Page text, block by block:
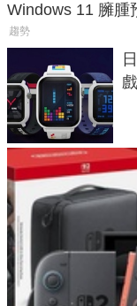
Windows 11 臃腫
趨勢